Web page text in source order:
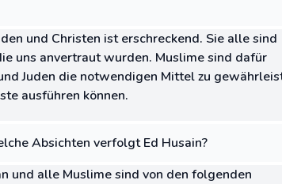
und Christen ist erschreckend. Sie alle sind
uns anvertraut wurden. Muslime sind dafür
Juden die notwendigen Mittel zu
ausführen können.
Absichten verfolgt Ed Husain?
und alle Muslime sind von den folgenden